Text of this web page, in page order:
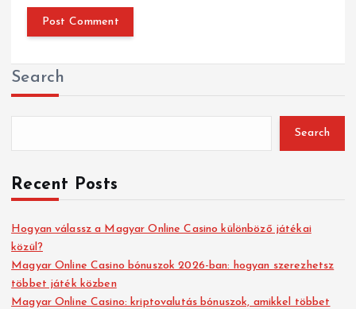
Search
Search
Recent Posts
Hogyan válassz a Magyar Online Casino különböző játékai
közül?
Magyar Online Casino bónuszok 2026-ban: hogyan szerezhetsz
többet játék közben
Magyar Online Casino: kriptovalutás bónuszok, amikkel többet